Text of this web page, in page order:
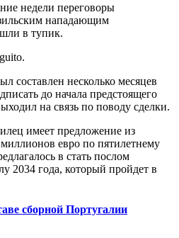
недели переговоры
нападающим
в тупик.
составлен несколько месяцев
до начала предстоящего
на связь по поводу сделки.
имеет предложение из
евро по пятилетнему
в стать послом
2034 года, который пройдет в
сборной Португалии